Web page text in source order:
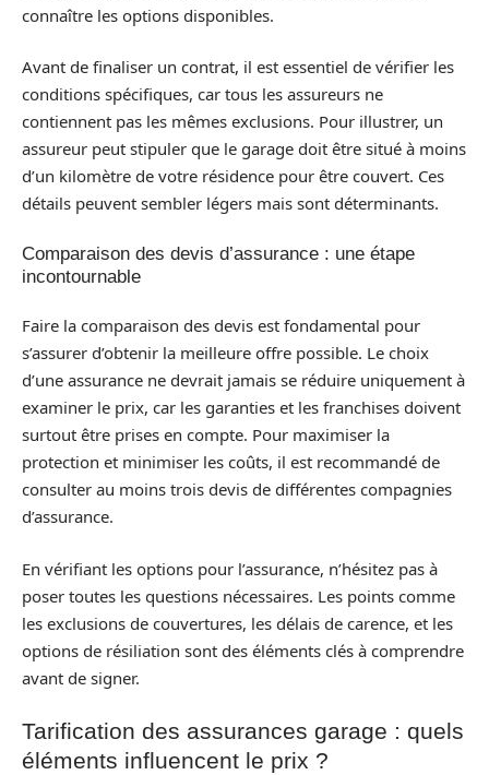
connaître les options disponibles.
Avant de finaliser un contrat, il est essentiel de vérifier les
conditions spécifiques, car tous les assureurs ne
contiennent pas les mêmes exclusions. Pour illustrer, un
assureur peut stipuler que le garage doit être situé à moins
d’un kilomètre de votre résidence pour être couvert. Ces
détails peuvent sembler légers mais sont déterminants.
Comparaison des devis d’assurance : une étape
incontournable
Faire la comparaison des devis est fondamental pour
s’assurer d’obtenir la meilleure offre possible. Le choix
d’une assurance ne devrait jamais se réduire uniquement à
examiner le prix, car les garanties et les franchises doivent
surtout être prises en compte. Pour maximiser la
protection et minimiser les coûts, il est recommandé de
consulter au moins trois devis de différentes compagnies
d’assurance.
En vérifiant les options pour l’assurance, n’hésitez pas à
poser toutes les questions nécessaires. Les points comme
les exclusions de couvertures, les délais de carence, et les
options de résiliation sont des éléments clés à comprendre
avant de signer.
Tarification des assurances garage : quels
éléments influencent le prix ?